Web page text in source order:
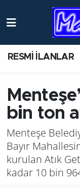
RESMİ İLANLAR
bin ton
Menteşe
Bayır
kurulan Atık
kadar 10 bin
ANTİK
AYDIN
BİLİM VE
ÇEVRE
EĞİTİM
Nöbetçi
Namaz
Trafik
Süper Lig
Tüm